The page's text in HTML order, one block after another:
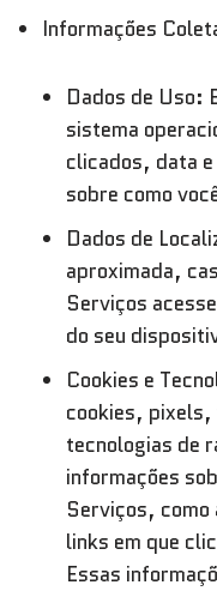
Informações
Dados de Uso:
sistema
clicados, data
sobre como
Dados de
aproximada,
Serviços
do seu
Cookies e
cookies, pixels,
tecnologias de
informações
Serviços, como
links em que
Essas